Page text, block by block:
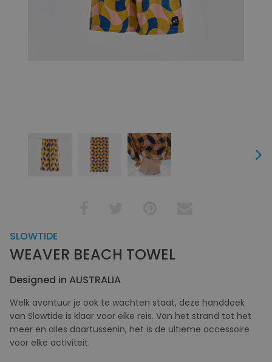
Next
SLOWTIDE
WEAVER BEACH TOWEL
Designed in AUSTRALIA
Welk avontuur je ook te wachten staat, deze handdoek
van Slowtide is klaar voor elke reis. Van het strand tot het
meer en alles daartussenin, het is de ultieme accessoire
voor elke activiteit.